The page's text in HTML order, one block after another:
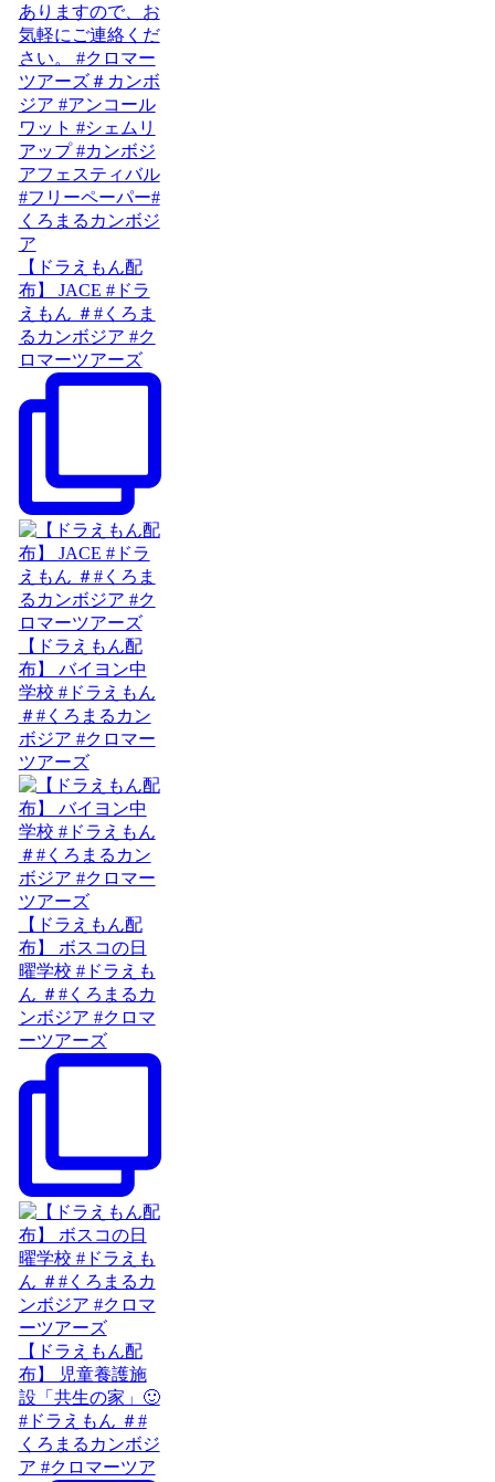
【ドラえもん配
布】 JACE #ドラ
えもん ＃#くろま
るカンボジア #ク
ロマーツアーズ
【ドラえもん配
布】 バイヨン中
学校 #ドラえもん
＃#くろまるカン
ボジア #クロマー
ツアーズ
【ドラえもん配
布】 ボスコの日
曜学校 #ドラえも
ん ＃#くろまるカ
ンボジア #クロマ
ーツアーズ
【ドラえもん配
布】 児童養護施
設「共生の家」🙂
#ドラえもん ＃#
くろまるカンボジ
ア #クロマーツア